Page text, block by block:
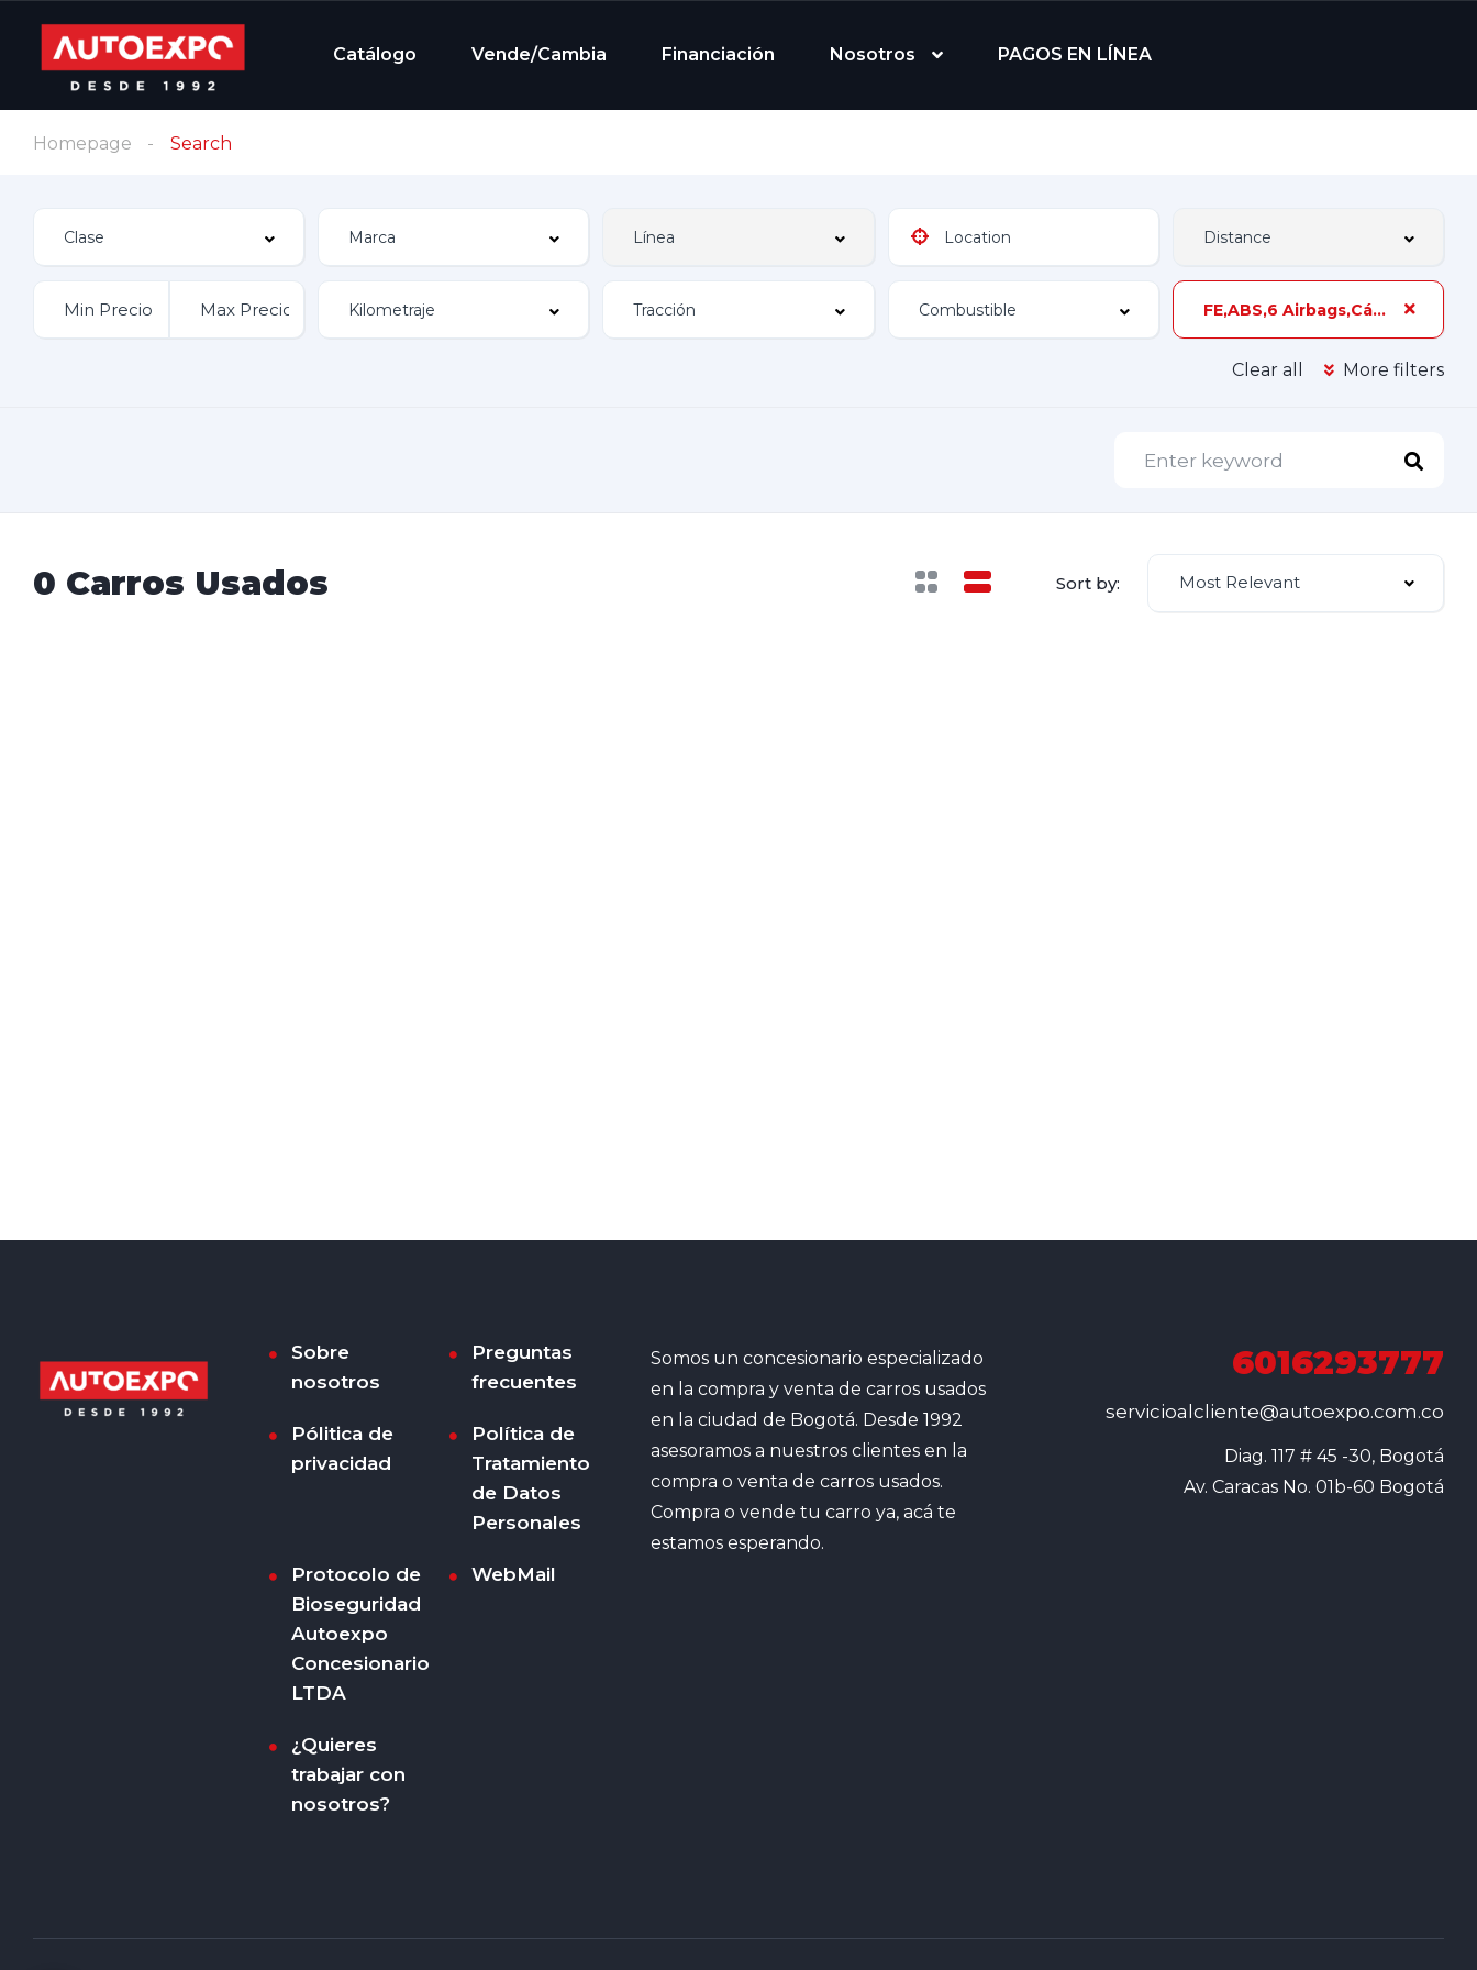
Catálogo Vende/Cambia Financiación Nosotros PAGOS EN LÍNEA
Homepage Search
FE,ABS,6 Airbags,Cámara de Reversa,Sunroof,165 hp,2 Dueños,Z-3A
Clear all More filters
0 Carros Usados Sort by: Most Relevant
Sobre
nosotros
Preguntas
frecuentes
Pólitica de
privacidad
Política de
Tratamiento
de Datos
Personales
Protocolo de
Bioseguridad
Autoexpo
Concesionario
LTDA
WebMail
¿Quieres
trabajar con
nosotros?
Somos un concesionario especializado
en la compra y venta de carros usados
en la ciudad de Bogotá. Desde 1992
asesoramos a nuestros clientes en la
compra o venta de carros usados.
Compra o vende tu carro ya, acá te
estamos esperando.
6016293777
servicioalcliente@autoexpo.com.co
Diag. 117 # 45 -30, Bogotá
Av. Caracas No. 01b-60 Bogotá